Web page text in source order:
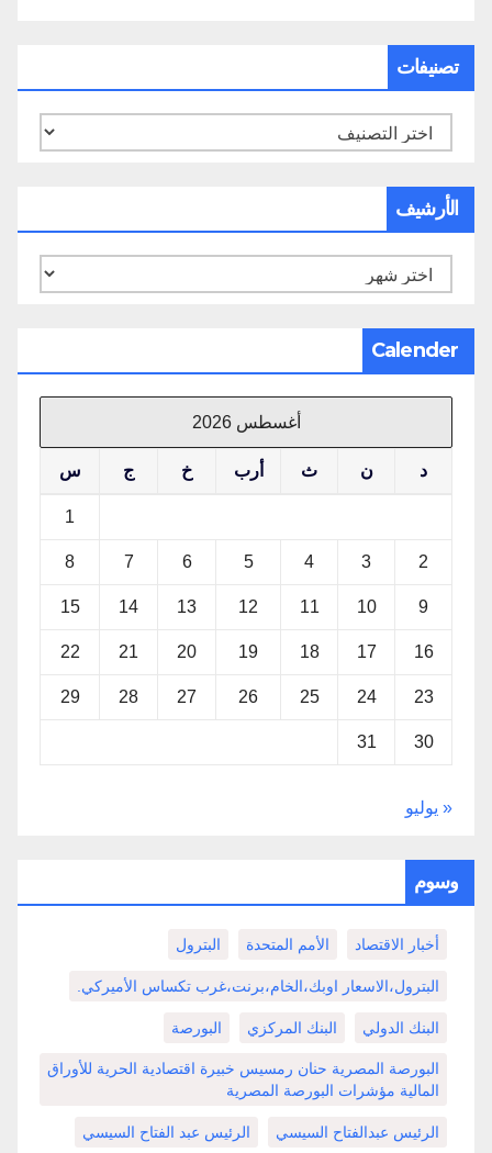
تصنيفات
تصنيفات
الأرشيف
الأرشيف
Calender
أغسطس 2026
د ن ث أرب خ ج س
1
2
3
4
5
6
7
8
9
10
11
12
13
14
15
16
17
18
19
20
21
22
23
24
25
26
27
28
29
30
31
« يوليو
وسوم
أخبار الاقتصاد الأمم المتحدة البترول
البترول،الاسعار اوبك،الخام،برنت،غرب تكساس الأميركي.
البنك الدولي البنك المركزي البورصة
البورصة المصرية حنان رمسيس خبيرة اقتصادية الحرية للأوراق
المالية مؤشرات البورصة المصرية
الرئيس عبدالفتاح السيسي الرئيس عبد الفتاح السيسي